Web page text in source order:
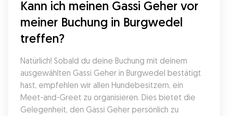
Kann ich meinen Gassi Geher vor
meiner Buchung in Burgwedel
treffen?
Natürlich! Sobald du deine Buchung mit deinem
ausgewählten Gassi Geher in Burgwedel bestätigt
hast, empfehlen wir allen Hundebesitzern, ein
Meet-and-Greet zu organisieren. Dies bietet die
Gelegenheit, den Gassi Geher persönlich zu